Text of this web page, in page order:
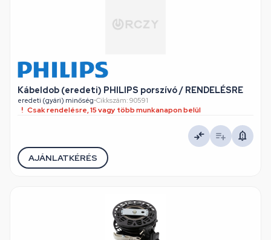
Kábeldob (eredeti) PHILIPS porszívó / RENDELÉSRE
eredeti (gyári) minőség•Cikkszám: 90591
Csak rendelésre, 15 vagy több munkanapon belül
AJÁNLATKÉRÉS